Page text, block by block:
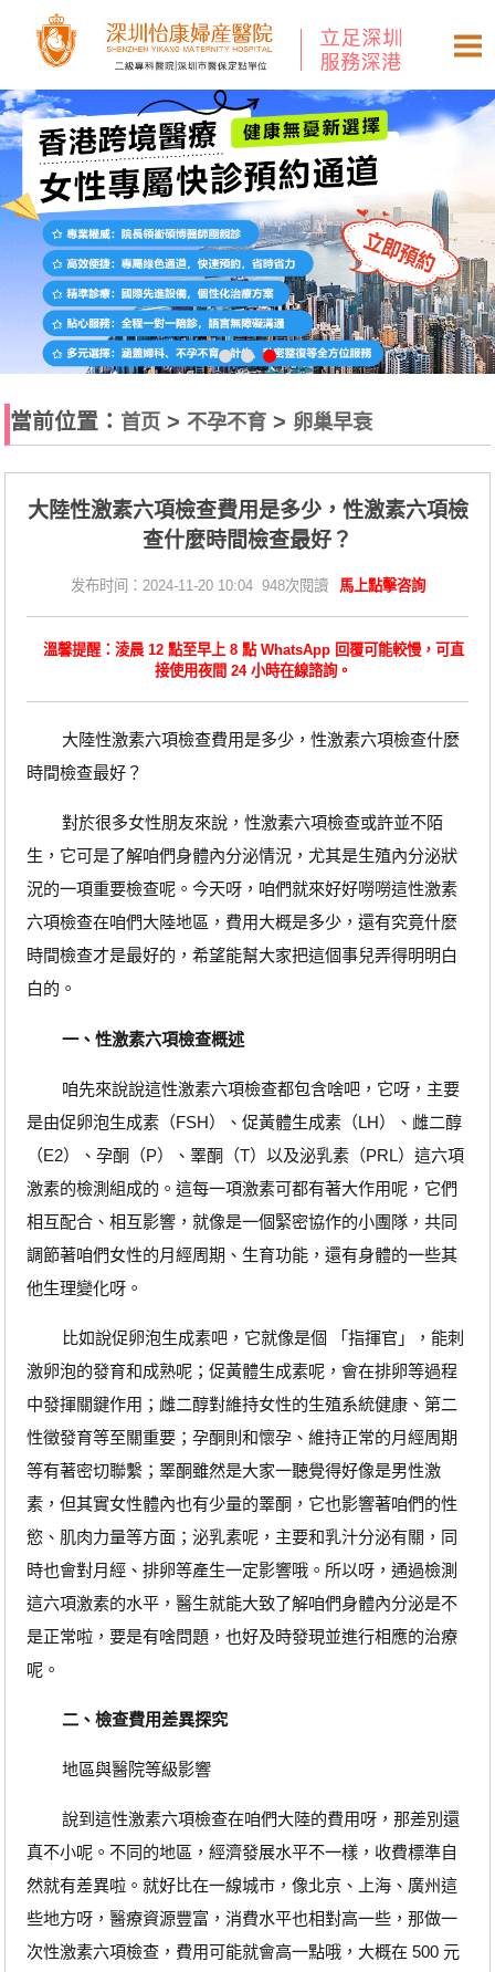
當前位置： 首页 > 不孕不育 > 卵巢早衰
大陸性激素六項檢查費用是多少，性激素六項檢
查什麼時間檢查最好？
发布时间：2024-11-20 10:04 948次閱讀 馬上點擊咨詢
溫馨提醒：淩晨 12 點至早上 8 點 WhatsApp 回覆可能較慢，可直
接使用夜間 24 小時在線諮詢。
大陸性激素六項檢查費用是多少，性激素六項檢查什麼
時間檢查最好？
對於很多女性朋友來說，性激素六項檢查或許並不陌
生，它可是了解咱們身體內分泌情況，尤其是生殖內分泌狀
況的一項重要檢查呢。今天呀，咱們就來好好嘮嘮這性激素
六項檢查在咱們大陸地區，費用大概是多少，還有究竟什麼
時間檢查才是最好的，希望能幫大家把這個事兒弄得明明白
白的。
一、性激素六項檢查概述
咱先來說說這性激素六項檢查都包含啥吧，它呀，主要
是由促卵泡生成素（FSH）、促黃體生成素（LH）、雌二醇
（E2）、孕酮（P）、睪酮（T）以及泌乳素（PRL）這六項
激素的檢測組成的。這每一項激素可都有著大作用呢，它們
相互配合、相互影響，就像是一個緊密協作的小團隊，共同
調節著咱們女性的月經周期、生育功能，還有身體的一些其
他生理變化呀。
比如說促卵泡生成素吧，它就像是個 「指揮官」，能刺
激卵泡的發育和成熟呢；促黃體生成素呢，會在排卵等過程
中發揮關鍵作用；雌二醇對維持女性的生殖系統健康、第二
性徵發育等至關重要；孕酮則和懷孕、維持正常的月經周期
等有著密切聯繫；睪酮雖然是大家一聽覺得好像是男性激
素，但其實女性體內也有少量的睪酮，它也影響著咱們的性
慾、肌肉力量等方面；泌乳素呢，主要和乳汁分泌有關，同
時也會對月經、排卵等產生一定影響哦。所以呀，通過檢測
這六項激素的水平，醫生就能大致了解咱們身體內分泌是不
是正常啦，要是有啥問題，也好及時發現並進行相應的治療
呢。
二、檢查費用差異探究
地區與醫院等級影響
說到這性激素六項檢查在咱們大陸的費用呀，那差別還
真不小呢。不同的地區，經濟發展水平不一樣，收費標準自
然就有差異啦。就好比在一線城市，像北京、上海、廣州這
些地方呀，醫療資源豐富，消費水平也相對高一些，那做一
次性激素六項檢查，費用可能就會高一點哦，大概在 500 元